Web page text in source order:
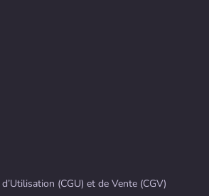
(CGU) et de Vente (CGV)